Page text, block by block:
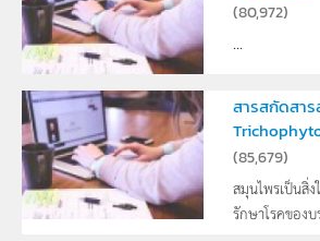
(80,972)
...
สารสกัดสา
(85,679)
สมุนไพรเป็นสิ่ง
รักษาโรคของ